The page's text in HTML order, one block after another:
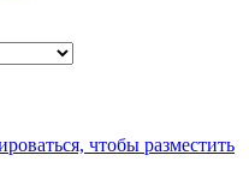
чтобы разместить